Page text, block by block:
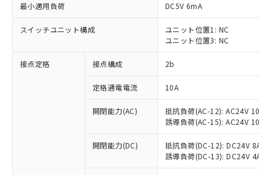
最小適用負荷 DC5V 6mA
スイッチユニット構成
ユニット位置1: NC
ユニット位置3: NC
接点定格 接点構成 2b
定格通電電流 10A
開閉能力(AC)
抵抗負荷(AC-12): AC24V 10A/
誘導負荷(AC-15): AC24V
開閉能力(DC)
抵抗負荷(DC-12): DC24V 8A/
誘導負荷(DC-13): DC24V 4A/
※1 対応状況
対応済み：EU RoHS指令（10物質）の
非含有に対応した製品が提供可能な商品で
対応予定：EU RoHS指令（10物質）の非含
有に対応した製品に切り替える予定のある